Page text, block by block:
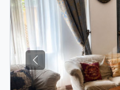
Previous